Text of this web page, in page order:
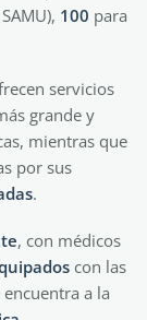
100 para
servicios
grande y
mientras que
por sus
.
, con médicos
con las
encuentra a la